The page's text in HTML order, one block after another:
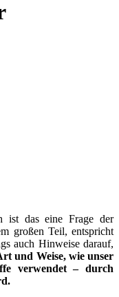
ist das eine Frage der
großen Teil, entspricht
auch Hinweise darauf,
und Weise, wie unser
verwendet – durch